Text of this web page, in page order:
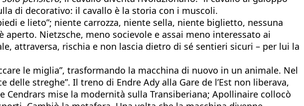
di decorativo: il cavallo è la storia con i muscoli.
e lieto”; niente carrozza, niente sella, niente biglietto, nessuna
Nietzsche, meno socievole e assai meno interessato ai
attraversa, rischia e non lascia dietro di sé sentieri sicuri – per lui la
le miglia”, trasformando la macchina di nuovo in un animale. Nel
streghe”. Il treno di Endre Ady alla Gare de l’Est non liberava,
mise la modernità sulla Transiberiana; Apollinaire collocò